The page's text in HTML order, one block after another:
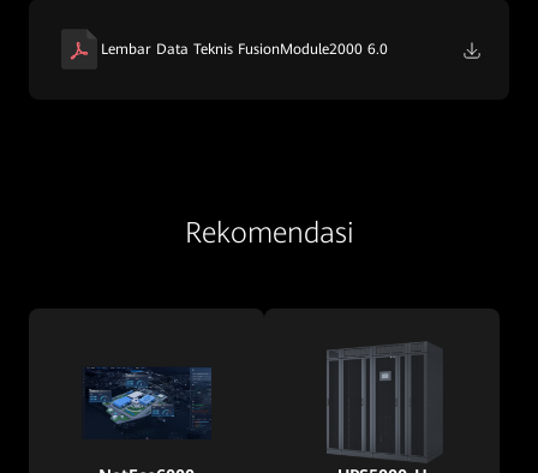
Lembar Data Teknis FusionModule2000 6.0
Rekomendasi